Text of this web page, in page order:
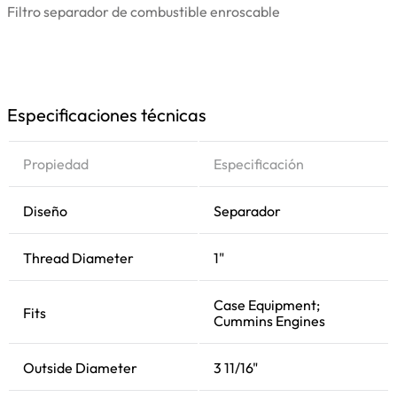
Filtro separador de combustible enroscable
Especificaciones técnicas
Propiedad Especificación
Diseño Separador
Thread Diameter 1"
Fits
Case Equipment;
Cummins Engines
Outside Diameter 3 11/16"